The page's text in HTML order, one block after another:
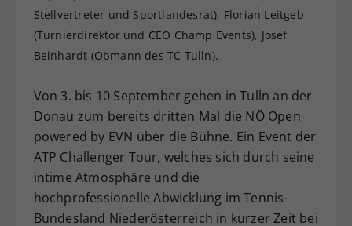
Stellvertreter und Sportlandesrat), Florian Leitgeb
(Turnierdirektor und CEO Champ Events), Josef
Beinhardt (Obmann des TC Tulln).
Von 3. bis 10 September gehen in Tulln an der
Donau zum bereits dritten Mal die NÖ Open
powered by EVN über die Bühne. Ein Event der
ATP Challenger Tour, welches sich durch seine
intime Atmosphäre und die
hochprofessionelle Abwicklung im Tennis-
Bundesland Niederösterreich in kurzer Zeit bei
Dieser Wert speichert Ihre Consent-
Einstellungen. Unter anderem eine
zufällig generierte ID, für die
vorgenommen Einstellungen, falls der
Webseiten-Betreiber dies eingestellt
hat.